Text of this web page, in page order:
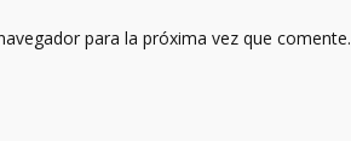
para la próxima vez que comente.